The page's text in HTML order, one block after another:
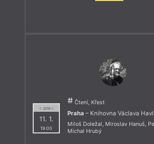
= 2018 =
11. 1.
19:00
Čtení, Křest
Praha – Knihovna Václava
Miloš Doležal, Miroslav Hanuš,
Michal Hrubý